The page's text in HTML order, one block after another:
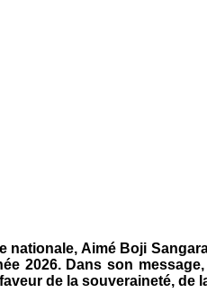
nationale, Aimé Boji
2026. Dans son
de la souveraineté, de